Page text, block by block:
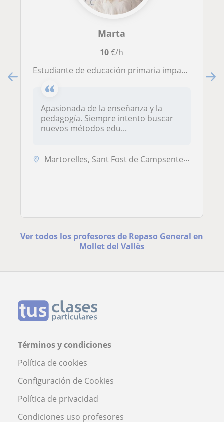
Marta
10€/h
Estudiante de educación primaria imparte clases a alumnos de primaria y ESO
Apasionada de la enseñanza y la
pedagogía. Siempre intento buscar
nuevos métodos edu...
Martorelles, Sant Fost de Campsentelles, Santa Maria de , Mollet del V...
Ver todos los profesores de Repaso General en
Mollet del Vallès
Términos y condiciones
Política de cookies
Configuración de Cookies
Política de privacidad
Condiciones uso profesores